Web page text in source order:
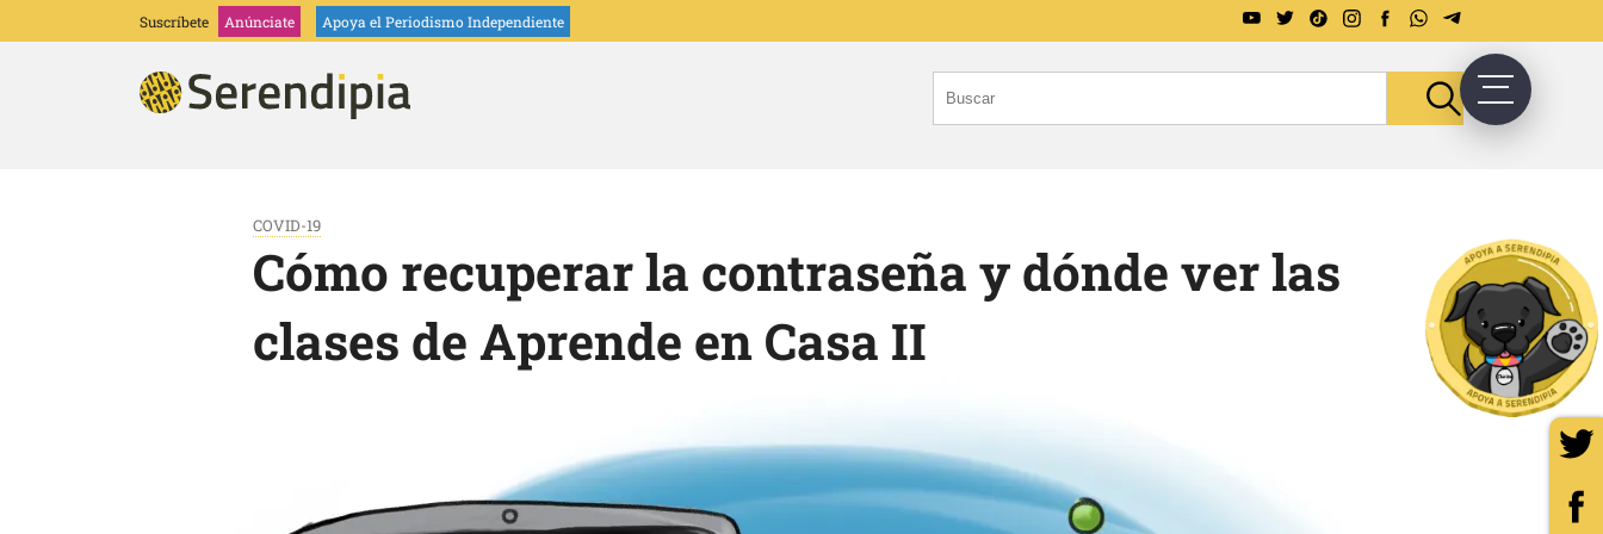
Suscríbete Anúnciate Apoya el Periodismo Independiente
COVID-19
Cómo recuperar la contraseña y dónde ver las
clases de Aprende en Casa II